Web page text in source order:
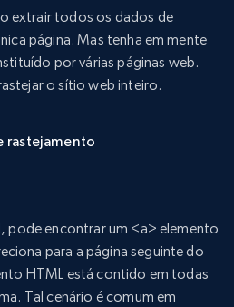
extrair todos os dados de
página. Mas tenha em mente
por várias páginas web.
o sítio web inteiro.
rastejamento
pode encontrar um <a> elemento
para a página seguinte do
HTML está contido em todas
Tal cenário é comum em